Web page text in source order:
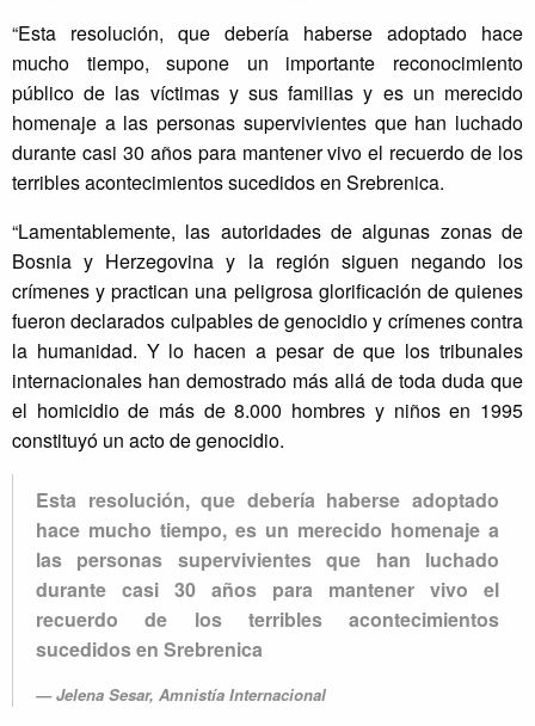
“Esta resolución, que debería haberse adoptado hace
mucho tiempo, supone un importante reconocimiento
público de las víctimas y sus familias y es un merecido
homenaje a las personas supervivientes que han luchado
durante casi 30 años para mantener vivo el recuerdo de los
terribles acontecimientos sucedidos en Srebrenica.
“Lamentablemente, las autoridades de algunas zonas de
Bosnia y Herzegovina y la región siguen negando los
crímenes y practican una peligrosa glorificación de quienes
fueron declarados culpables de genocidio y crímenes contra
la humanidad. Y lo hacen a pesar de que los tribunales
internacionales han demostrado más allá de toda duda que
el homicidio de más de 8.000 hombres y niños en 1995
constituyó un acto de genocidio.
Esta resolución, que debería haberse adoptado
hace mucho tiempo, es un merecido homenaje a
las personas supervivientes que han luchado
durante casi 30 años para mantener vivo el
recuerdo de los terribles acontecimientos
sucedidos en Srebrenica
Jelena Sesar, Amnistía Internacional